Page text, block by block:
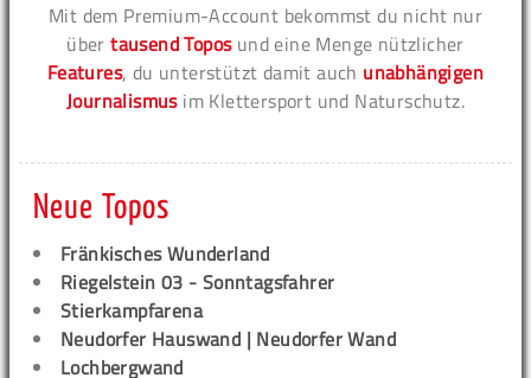
Mit dem Premium-Account bekommst du nicht nur
übertausend Toposund eine Menge nützlicher
Features, du unterstützt damit auch unabhängigen
Journalismusim Klettersport und Naturschutz.
Neue Topos
Fränkisches Wunderland
Riegelstein 03 - Sonntagsfahrer
Stierkampfarena
Neudorfer Hauswand | Neudorfer Wand
Lochbergwand